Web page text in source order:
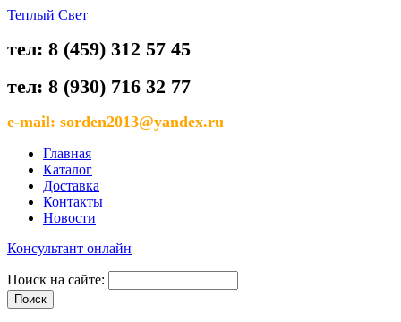
Теплый Свет
тел: 8 (459) 312 57 45
тел: 8 (930) 716 32 77
e-mail: sorden2013@yandex.ru
Главная
Каталог
Доставка
Контакты
Новости
Консультант онлайн
Поиск на сайте: